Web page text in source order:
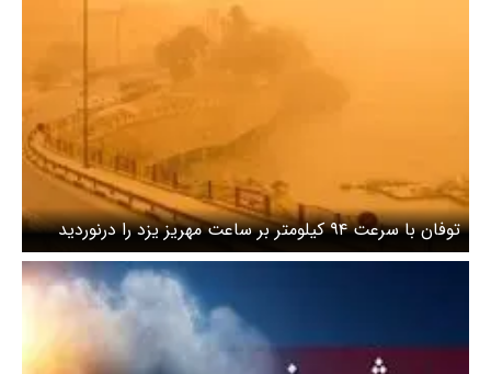
توفان با سرعت ۹۴ کیلومتر بر ساعت مهریز یزد را درنوردید